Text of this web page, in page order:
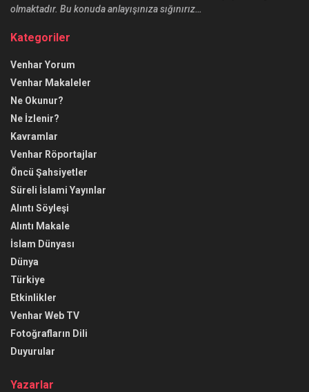
olmaktadır. Bu konuda anlayışınıza sığınırız…
Kategoriler
Venhar Yorum
Venhar Makaleler
Ne Okunur?
Ne İzlenir?
Kavramlar
Venhar Röportajlar
Öncü Şahsiyetler
Süreli İslami Yayınlar
Alıntı Söyleşi
Alıntı Makale
İslam Dünyası
Dünya
Türkiye
Etkinlikler
Venhar Web TV
Fotoğrafların Dili
Duyurular
Yazarlar